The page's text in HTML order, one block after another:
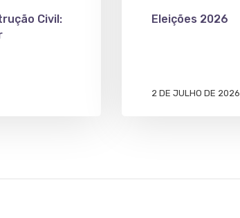
Civil:
Eleições 2026
2 DE JULHO DE 2026